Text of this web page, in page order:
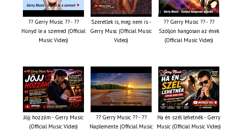
?? Gerry Music ?? - ??
Húnyd le a szemed (Official
Music Video)
Szeretlek is, meg nem is -
Gerry Musc (Official Music
Video)
?? Gerry Music ?? - ??
Szóljon hangosan az ének
(Official Music Video)
Jöjj hozzám - Gerry Music
(Official Music Video)
?? Gerry Music ?? - ??
Naplemente (Official Music
Ha én szél lehetnék - Gerry
Music (Official Music Video)